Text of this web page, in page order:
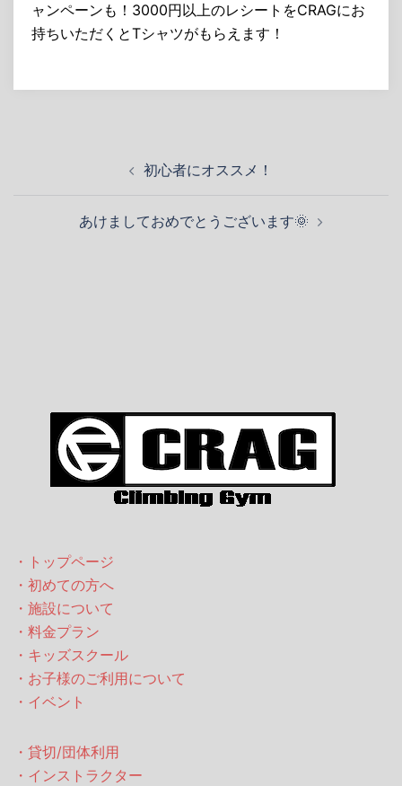
ャンペーンも！3000円以上のレシートをCRAGにお
持ちいただくとTシャツがもらえます！
初心者にオススメ！
あけましておめでとうございます🌞
・トップページ
・初めての方へ
・施設について
・料金プラン
・キッズスクール
・お子様のご利用について
・イベント
・貸切/団体利用
・インストラクター